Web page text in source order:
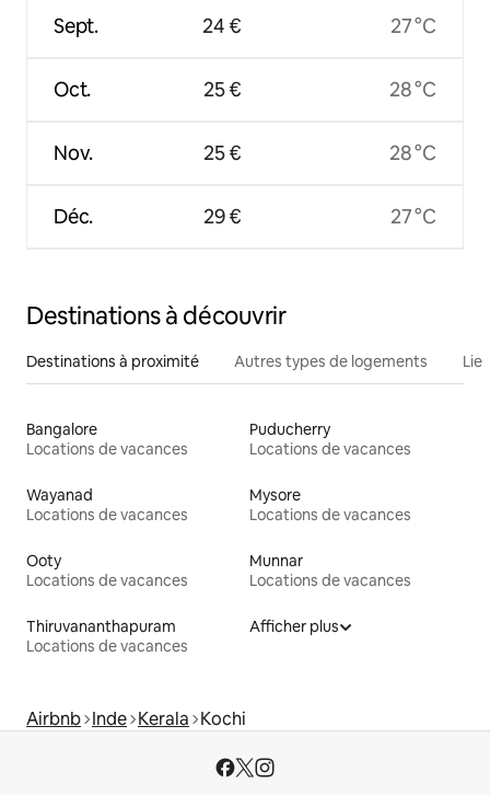
Sept.
Oct.
Nov.
Déc.
24 €
25 €
25 €
29 €
27 °C
28 °C
28 °C
27 °C
Destinations à découvrir
Destinations à proximité Autres types de logements
Bangalore
Locations de vacances
Puducherry
Locations de vacances
Wayanad
Locations de vacances
Mysore
Locations de vacances
Ooty
Locations de vacances
Munnar
Locations de vacances
Thiruvananthapuram
Locations de vacances
Afficher plus
Airbnb Inde Kerala Kochi